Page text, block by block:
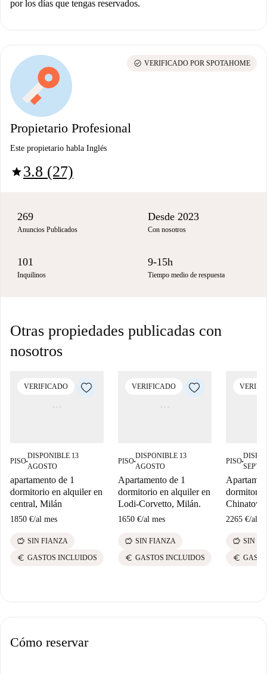
por los días que tengas reservados.
Propietario Profesional
Este propietario habla Inglés
star3.8 (27)
check_circle VERIFICADO POR SPOTAHOME
269
Anuncios Publicados
Desde 2023
Con nosotros
101
Inquilinos
9-15h
Tiempo medio de respuesta
Otras propiedades publicadas con
nosotros
VERIFICADO
PISO■
DISPONIBLE 13
AGOSTO
apartamento de 1
dormitorio en alquiler en
central, Milán
1850 €/al mes
savings SIN FIANZA
euro GASTOS INCLUIDOS
VERIFICADO
PISO■
DISPONIBLE 13
AGOSTO
Apartamento de 1
dormitorio en alquiler en
Lodi-Corvetto, Milán.
1650 €/al mes
savings SIN FIANZA
euro GASTOS INCLUIDOS
PISO■
dormitorio
2265 €/al
savings SIN
euro
Cómo reservar